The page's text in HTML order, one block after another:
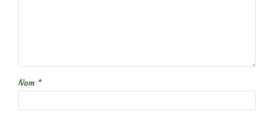
Nom *